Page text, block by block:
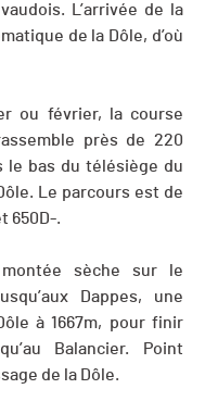
L’arrivée de la
de la Dôle, d’où
ou février, la course
près de 220
le bas du télésiège du
Le parcours est de
650D-.
sèche sur le
Dappes, une
à 1667m, pour finir
Balancier. Point
de la Dôle.